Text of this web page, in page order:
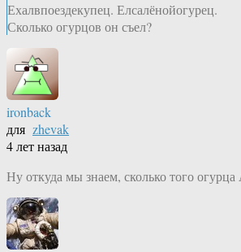
Ехалвпоездекупец. Елсалёнойогурец.
Сколько огурцов он съел?
ironback
для zhevak
4 лет назад
Ну откуда мы знаем, сколько того огурца